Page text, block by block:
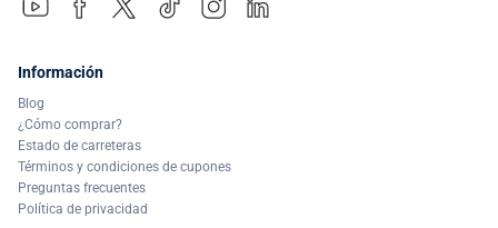
Información
Blog
¿Cómo comprar?
Estado de carreteras
Términos y condiciones de cupones
Preguntas frecuentes
Política de privacidad